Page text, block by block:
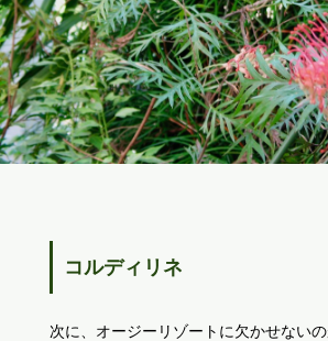
コルディリネ
次に、オージーリゾートに欠かせない